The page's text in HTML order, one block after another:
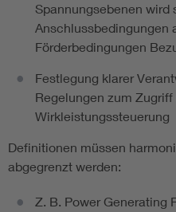
Spannungsebenen wird
Anschlussbedingungen
Förderbedingungen
Festlegung klarer
Regelungen zum
Wirkleistungssteuerung
Definitionen müssen
abgegrenzt werden:
Z. B. Power Generating